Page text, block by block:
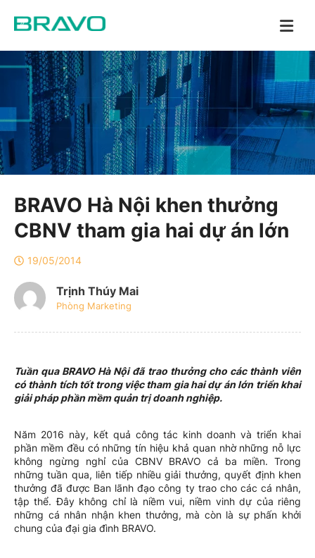
BRAVO Hà Nội khen thưởng
CBNV tham gia hai dự án lớn
19/05/2014
Trịnh Thúy Mai
Phòng Marketing
Tuần qua BRAVO Hà Nội đã trao thưởng cho các thành viên
có thành tích tốt trong việc tham gia hai dự án lớn triển khai
giải pháp phần mềm quản trị doanh nghiệp.
Năm 2016 này, kết quả công tác kinh doanh và triển khai
phần mềm đều có những tín hiệu khả quan nhờ những nỗ lực
không ngừng nghỉ của CBNV BRAVO cả ba miền. Trong
những tuần qua, liên tiếp nhiều giải thưởng, quyết định khen
thưởng đã được Ban lãnh đạo công ty trao cho các cá nhân,
tập thể. Đây không chỉ là niềm vui, niềm vinh dự của riêng
những cá nhân nhận khen thưởng, mà còn là sự phấn khởi
chung của đại gia đình BRAVO.